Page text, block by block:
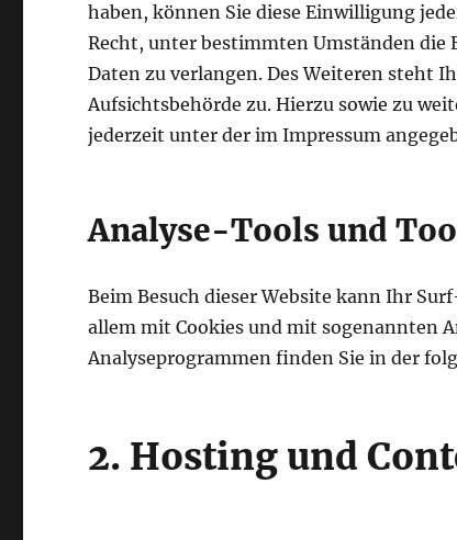
haben, können Sie diese Einwilligung
Recht, unter bestimmten Umständen die
Daten zu verlangen. Des Weiteren steht
Aufsichtsbehörde zu. Hierzu sowie zu
jederzeit unter der im Impressum
Analyse-Tools und
Beim Besuch dieser Website kann Ihr
allem mit Cookies und mit sogenannten
Analyseprogrammen finden Sie in der
2. Hosting und